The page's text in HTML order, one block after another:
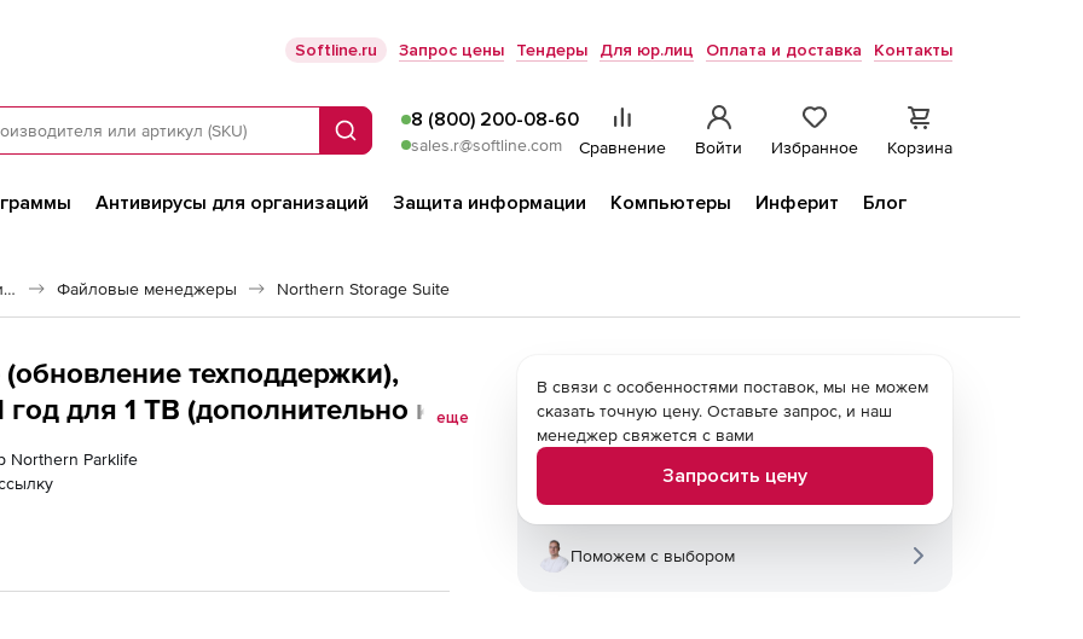
Softline.ru Запрос цены Тендеры Для юр.лиц Оплата и доставка Контакты
Поиск
8 (800) 200-08-60
sales.r@softline.com Сравнение Войти Избранное Корзина
Антивирусы для организаций Защита информации Компьютеры Инферит
Блог
Программное обеспечение для работы с файлами и дисками Файловые менеджеры Northern Storage Suite
техподдержки),
для 1 TB (дополнительно к
еще
Northern Parklife
В связи с особенностями поставок, мы не можем
сказать точную цену. Оставьте запрос, и наш
менеджер свяжется с вами
Запросить цену
Поможем с выбором